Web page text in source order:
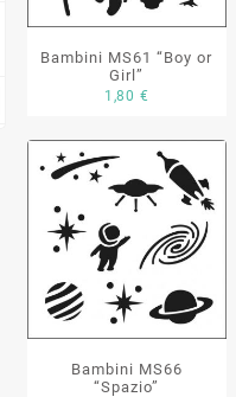
Bambini MS61 “Boy or
Girl”
1,80 €
Bambini MS66
“Spazio”